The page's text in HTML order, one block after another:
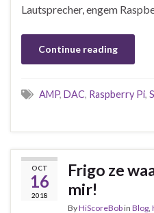
Lautsprecher, engem
Continue reading
AMP, DAC, Raspberry Pi,
OCT
16
2018
Frigo ze
mir!
ByHiScoreBobin Blog